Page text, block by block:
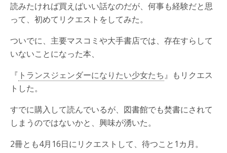
読みたければ買えばいい話なのだが、何事も経験だと思
って、初めてリクエストをしてみた。
ついでに、主要マスコミや大手書店では、存在すらして
いないことになった本、
『 トランスジェンダーになりたい少女たち』もリクエス
トした。
すでに購入して読んでいるが、図書館でも焚書にされて
しまうのではないかと、興味が湧いた。
2冊とも4月16日にリクエストして、待つこと1カ月。